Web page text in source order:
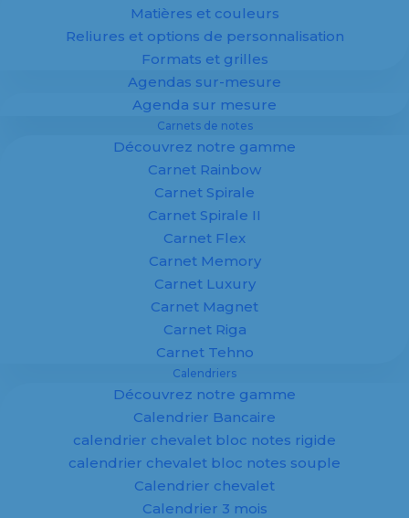
Matières et couleurs
Reliures et options de personnalisation
Formats et grilles
Agendas sur-mesure
Agenda sur mesure
Carnets de notes
Découvrez notre gamme
Carnet Rainbow
Carnet Spirale
Carnet Spirale II
Carnet Flex
Carnet Memory
Carnet Luxury
Carnet Magnet
Carnet Riga
Carnet Tehno
Calendriers
Découvrez notre gamme
Calendrier Bancaire
calendrier chevalet bloc notes rigide
calendrier chevalet bloc notes souple
Calendrier chevalet
Calendrier 3 mois
*
Format prédéfini *